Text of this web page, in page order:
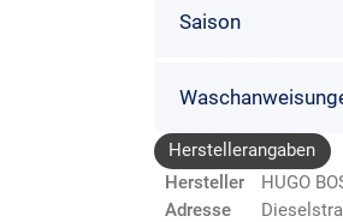
Saison
Herstellerangaben
Hersteller
HUGO
Adresse